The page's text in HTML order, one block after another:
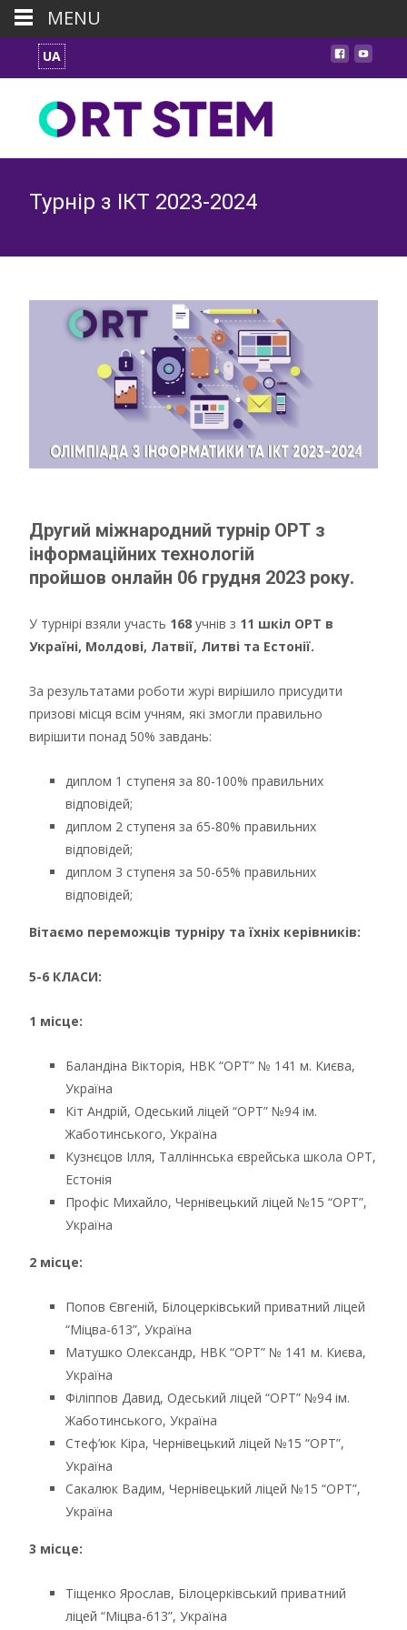
UA
Турнір з ІКТ 2023-2024
Другий міжнародний турнір ОРТ з
інформаційних технологій
пройшов онлайн 06 грудня 2023 року.
У турнірі взяли участь 168 учнів з 11 шкіл ОРТ в
Україні, Молдові, Латвії, Литві та Естонії.
За результатами роботи журі вирішило присудити
призові місця всім учням, які змогли правильно
вирішити понад 50% завдань:
диплом 1 ступеня за 80-100% правильних
відповідей;
диплом 2 ступеня за 65-80% правильних
відповідей;
диплом 3 ступеня за 50-65% правильних
відповідей;
Вітаємо переможців турніру та їхніх керівників:
5-6 КЛАСИ:
1 місце:
Баландіна Вікторія, НВК “ОРТ” № 141 м. Києва,
Україна
Кіт Андрій, Одеський ліцей “ОРТ” №94 ім.
Жаботинського, Україна
Кузнєцов Ілля, Талліннська єврейська школа ОРТ,
Естонія
Профіс Михайло, Чернівецький ліцей №15 “ОРТ”,
Україна
2 місце:
Попов Євгеній, Білоцерківський приватний ліцей
“Міцва-613”, Україна
Матушко Олександр, НВК “ОРТ” № 141 м. Києва,
Україна
Філіппов Давид, Одеський ліцей “ОРТ” №94 ім.
Жаботинського, Україна
Стеф’юк Кіра, Чернівецький ліцей №15 “ОРТ”,
Україна
Сакалюк Вадим, Чернівецький ліцей №15 “ОРТ”,
Україна
3 місце:
Тіщенко Ярослав, Білоцерківський приватний
ліцей “Міцва-613”, Україна
MENU